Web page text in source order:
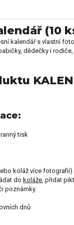
(10
kalendář s vlastní
dědečky i
tisk
koláž více fotografií)
do koláže , přidat
poznámky.
dnů